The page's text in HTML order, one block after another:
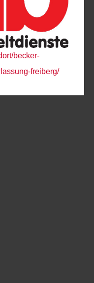
becker-
freiberg/